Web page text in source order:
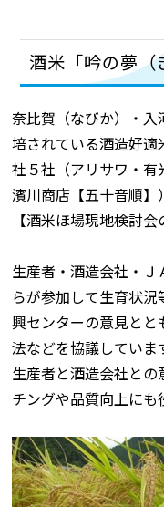
酒米「吟の夢（
奈比賀（なびか）・
培されている酒造好
社５社（アリサワ・有
濱川商店【五十音順】
【酒米ほ場現地検討会
生産者・酒造会社・
らが参加して生育状
興センターの意見と
法などを協議していま
生産者と酒造会社と
チングや品質向上にも